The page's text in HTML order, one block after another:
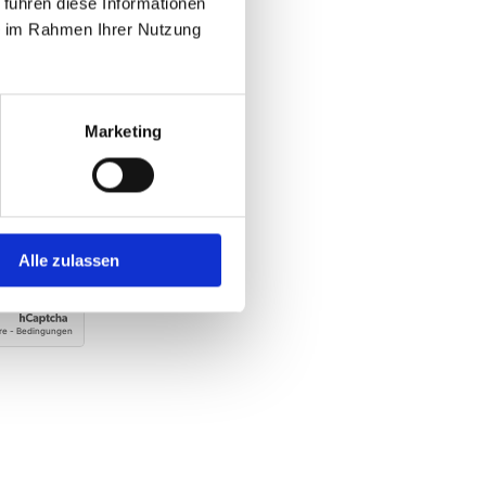
Rahmen Ihrer Nutzung
Marketing
Alle zulassen
zur Kenntnis
eingegebenen
Anfrage zu. *